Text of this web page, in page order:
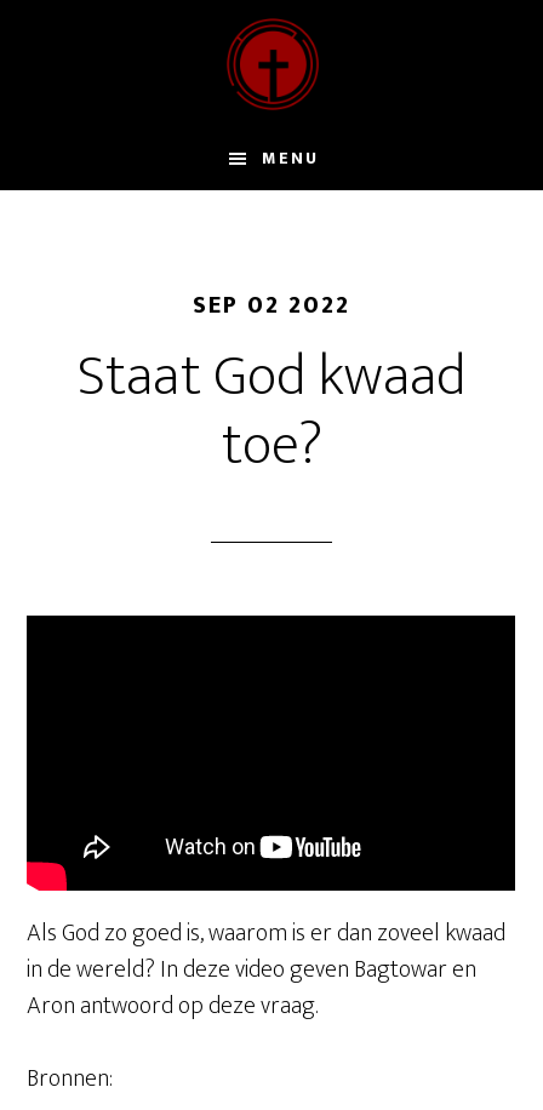
MENU
SEP 02 2022
Staat God kwaad
toe?
Als God zo goed is, waarom is er dan zoveel kwaad
in de wereld? In deze video geven Bagtowar en
Aron antwoord op deze vraag.
Bronnen: